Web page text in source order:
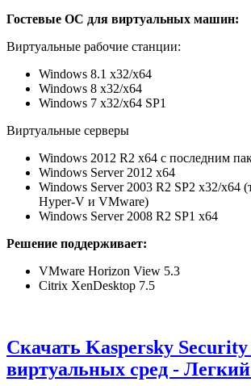
Гостевые ОС для виртуальных машин:
Виртуальные рабочие станции:
Windows 8.1 x32/x64
Windows 8 x32/x64
Windows 7 x32/x64 SP1
Виртуальные серверы
Windows 2012 R2 x64 с последним
Windows Server 2012 x64
Windows Server 2003 R2 SP2 x32/x64
Hyper-V и VMware)
Windows Server 2008 R2 SP1 x64
Решение поддерживает:
VMware Horizon View 5.3
Citrix XenDesktop 7.5
Скачать Kaspersky Security
виртуальных сред -